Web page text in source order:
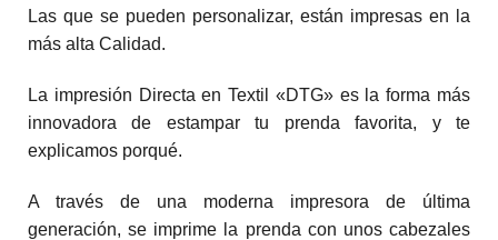
Las que se pueden personalizar, están impresas en la
más alta Calidad.
La impresión Directa en Textil «DTG» es la forma más
innovadora de estampar tu prenda favorita, y te
explicamos porqué.
A través de una moderna impresora de última
generación, se imprime la prenda con unos cabezales